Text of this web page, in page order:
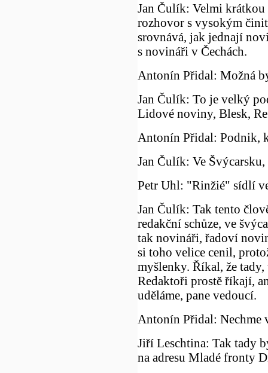
Jan Čulík: Velmi krátkou
rozhovor s vysokým
srovnává, jak jednají
s novináři v Čechách.
Antonín Přidal: Možná
Jan Čulík: To je velký
Lidové noviny, Blesk,
Antonín Přidal: Podnik,
Jan Čulík: Ve Švýcarsku,
Petr Uhl: "Rinžié" sídlí
Jan Čulík: Tak tento
redakční schůze, ve
tak novináři, řadoví
si toho velice cenil,
myšlenky. Říkal, že
Redaktoři prostě říkají,
uděláme, pane vedoucí.
Antonín Přidal: Nechme
Jiří Leschtina: Tak tady
na adresu Mladé fronty